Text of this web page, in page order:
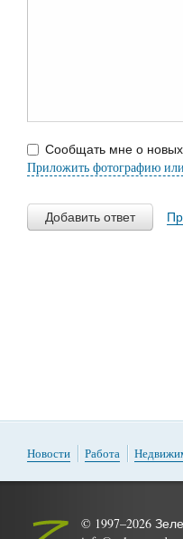
Сообщать мне о новых
Приложить фотографию
Добавить ответ
Новости Работа
© 1997–2026